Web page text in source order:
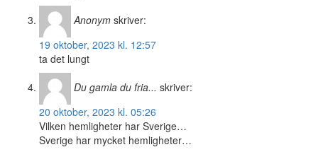
Anonym skriver:
19 oktober, 2023 kl. 12:57
ta det lungt
Du gamla du fria... skriver:
20 oktober, 2023 kl. 05:26
Vilken hemligheter har Sverige…
Sverige har mycket hemligheter…